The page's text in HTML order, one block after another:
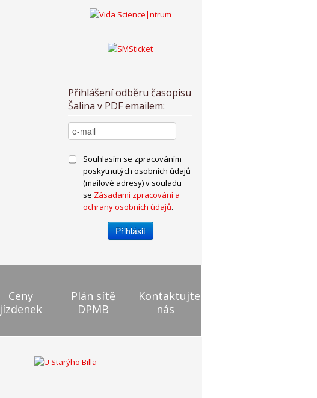
Přihlášení odběru časopisu
Šalina v PDF emailem:
Souhlasím se zpracováním
poskytnutých osobních údajů
(mailové adresy) v souladu
se Zásadami zpracování a
ochrany osobních údajů.
Ceny
jízdenek
Plán sítě
DPMB
Kontaktujte
nás